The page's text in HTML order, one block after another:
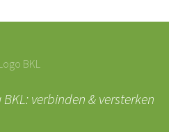
verbinden & versterken